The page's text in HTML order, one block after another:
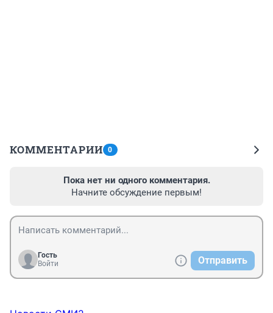
КОММЕНТАРИИ 0
Пока нет ни одного комментария.
Начните обсуждение первым!
Гость
Войти
Отправить